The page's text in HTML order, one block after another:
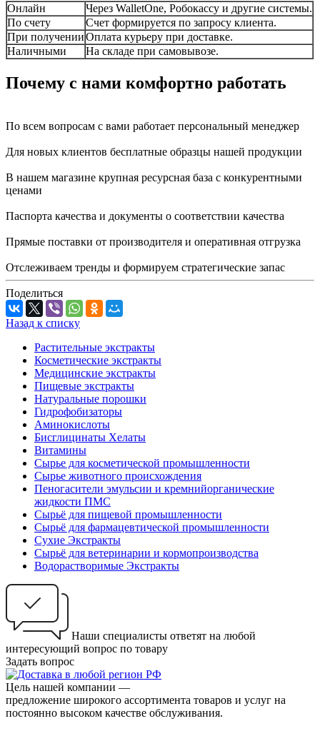
Онлайн
Через WalletOne, Робокассу и другие системы.
По счету
Счет формируется по запросу клиента.
При полученииОплата курьеру при доставке.
Наличными
На складе при самовывозе.
Почему с нами комфортно работать
По всем вопросам с вами работает персональный менеджер
Для новых клиентов бесплатные образцы нашей продукции
В нашем магазине крупная ресурсная база с конкурентными
ценами
Паспорта качества и документы о соответствии качества
Прямые поставки от производителя и оперативная отгрузка
Отслеживаем тренды и формируем стратегические запас
Поделиться
Назад к списку
Растительные экстракты
Косметические экстракты
Медицинские экстракты
Пищевые экстракты
Натуральные порошки
Гидрофобизаторы
Аминокислоты
Бисглицинаты Хелаты
Витамины
Сырье для косметической промышленности
Сырье животного происхождения
Пеногасители эмульсии и кремнийорганические
жидкости ПМС
Сырьё для пищевой промышленности
Сырьё для фармацевтической промышленности
Сухие Экстракты
Сырьё для ветеринарии и кормопроизводства
Водорастворимые Экстракты
Наши специалисты ответят на любой
интересующий вопрос по товару
Задать вопрос
Цель нашей компании —
предложение широкого ассортимента товаров и услуг на
постоянно высоком качестве обслуживания.